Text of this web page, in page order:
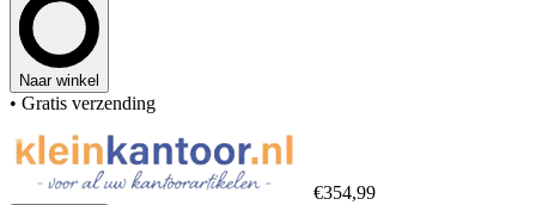
Naar winkel
• Gratis verzending
€354,99